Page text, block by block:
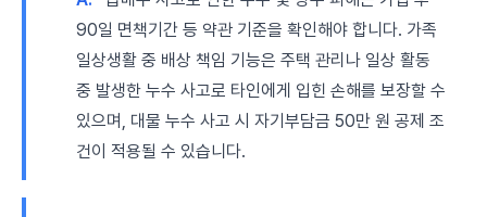
90일 면책기간 등 약관 기준을 확인해야 합니다. 가족
일상생활 중 배상 책임 기능은 주택 관리나 일상 활동
중 발생한 누수 사고로 타인에게 입힌 손해를 보장할 수
있으며, 대물 누수 사고 시 자기부담금 50만 원 공제 조
건이 적용될 수 있습니다.